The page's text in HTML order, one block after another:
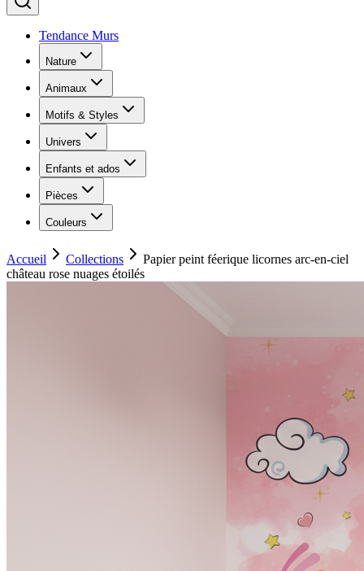
Tendance Murs
Nature
Animaux
Motifs & Styles
Univers
Enfants et ados
Pièces
Couleurs
Accueil Collections
Papier peint féerique licornes arc-en-ciel
château rose nuages étoilés